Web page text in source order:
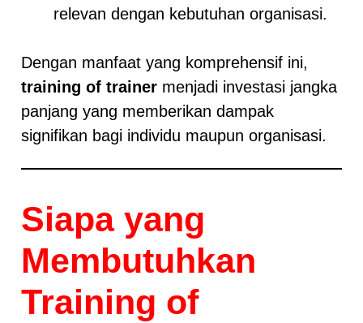
relevan dengan kebutuhan organisasi.
Dengan manfaat yang komprehensif ini,
training of trainermenjadi investasi jangka
panjang yang memberikan dampak
signifikan bagi individu maupun organisasi.
Siapa yang
Membutuhkan
Training of